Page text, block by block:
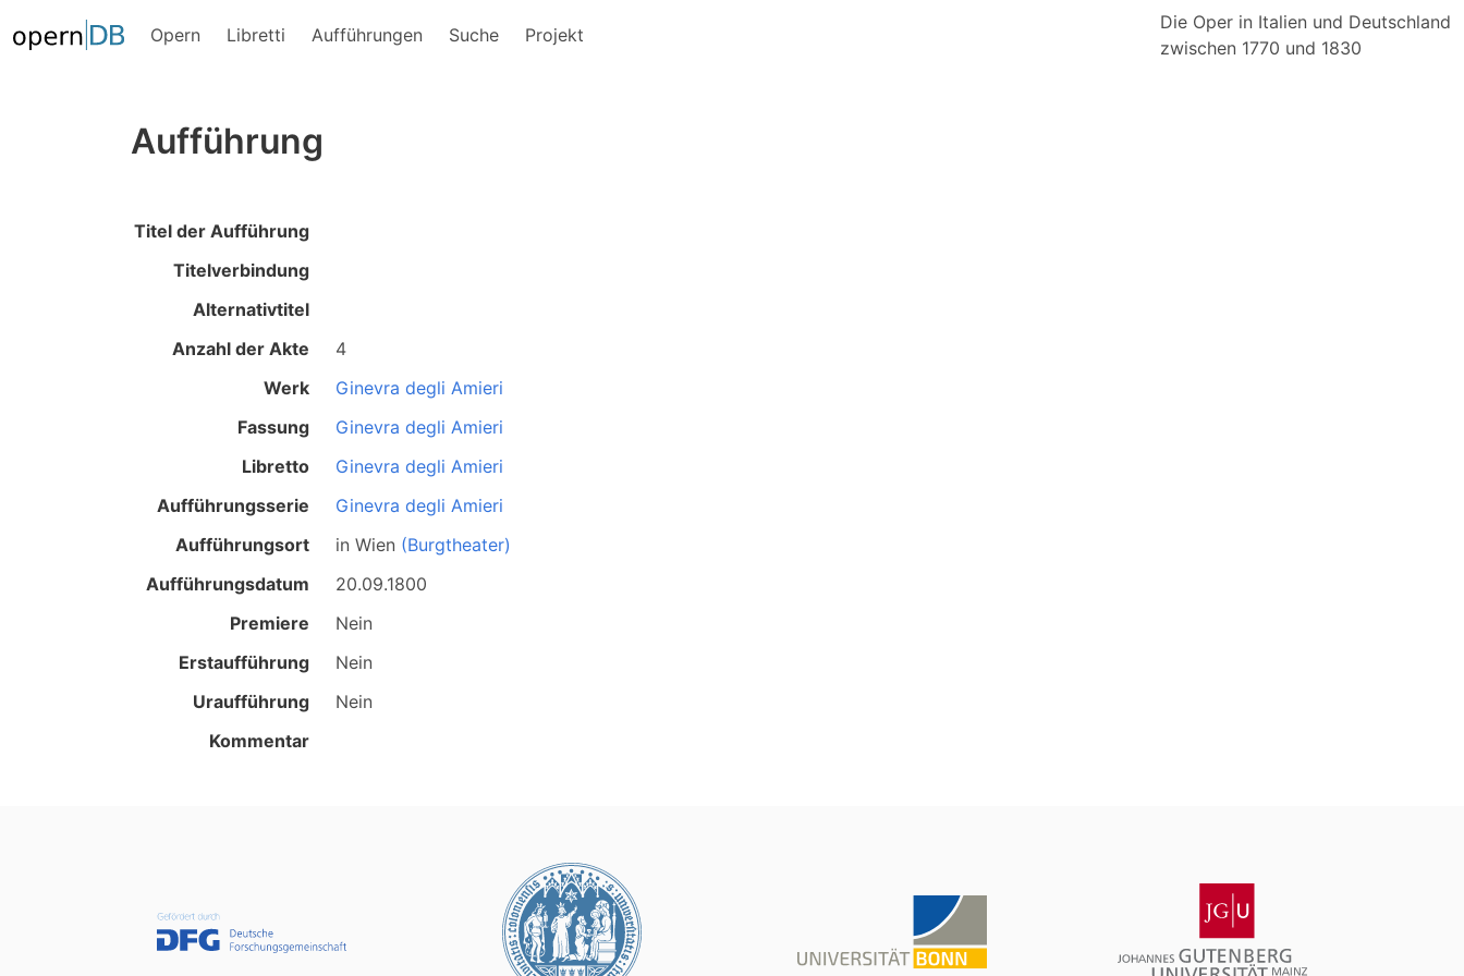
Opern Libretti Aufführungen Suche Projekt
Die Oper in Italien und Deutschland
zwischen 1770 und 1830
Aufführung
Titel der Aufführung
Titelverbindung
Alternativtitel
Anzahl der Akte
4
Werk
Ginevra degli Amieri
Fassung
Ginevra degli Amieri
Libretto
Ginevra degli Amieri
Aufführungsserie
Ginevra degli Amieri
Aufführungsort
in Wien (Burgtheater)
Aufführungsdatum
20.09.1800
Premiere
Nein
Erstaufführung
Nein
Uraufführung
Nein
Kommentar